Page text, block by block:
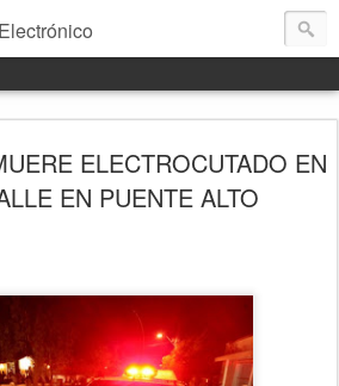
ELECTROCUTADO EN
EN PUENTE ALTO